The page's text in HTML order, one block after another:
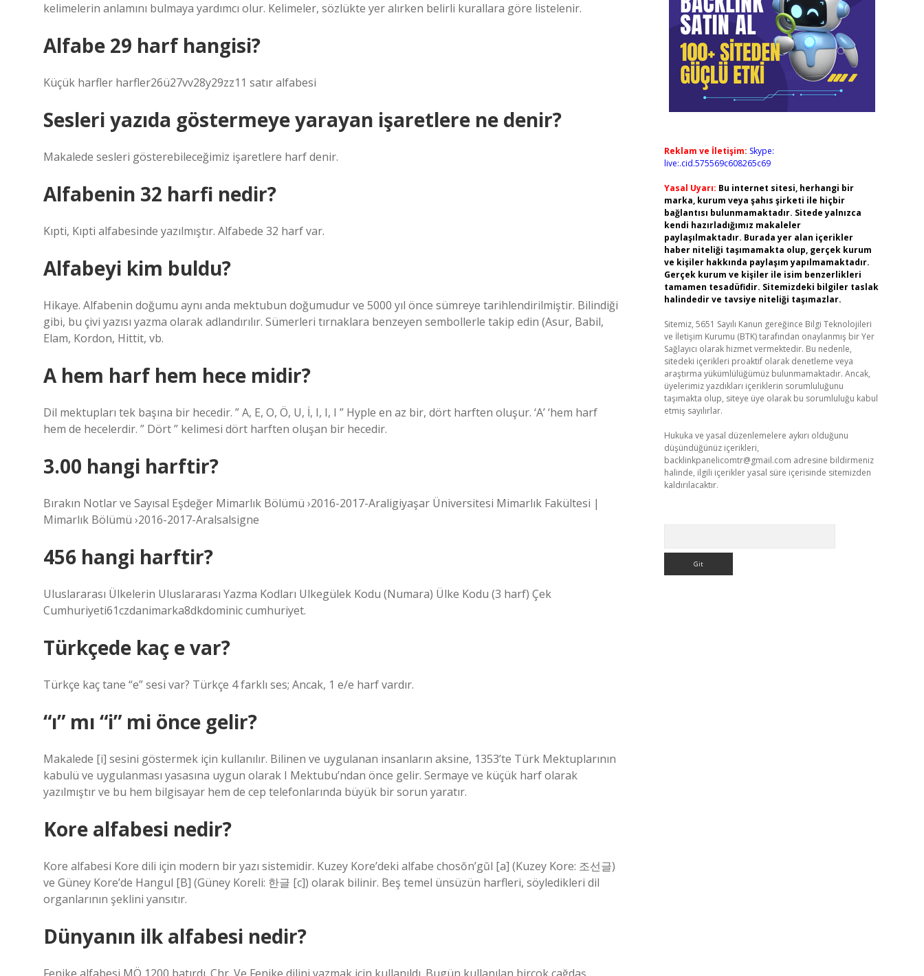
kelimelerin anlamını bulmaya yardımcı olur. Kelimeler, sözlükte yer alırken belirli kurallara göre listelenir.
Alfabe 29 harf hangisi?
Küçük harfler harfler26ü27vv28y29zz11 satır alfabesi
Sesleri yazıda göstermeye yarayan işaretlere ne denir?
Makalede sesleri gösterebileceğimiz işaretlere harf denir.
Alfabenin 32 harfi nedir?
Kıpti, Kıpti alfabesinde yazılmıştır. Alfabede 32 harf var.
Alfabeyi kim buldu?
Hikaye. Alfabenin doğumu aynı anda mektubun doğumudur ve 5000 yıl önce sümreye tarihlendirilmiştir. Bilindiği
gibi, bu çivi yazısı yazma olarak adlandırılır. Sümerleri tırnaklara benzeyen sembollerle takip edin (Asur, Babil,
Elam, Kordon, Hittit, vb.
A hem harf hem hece midir?
Dil mektupları tek başına bir hecedir. ” A, E, O, Ö, U, İ, I, I, I ” Hyple en az bir, dört harften oluşur. ‘A’ ‘hem harf
hem de hecelerdir. ” Dört ” kelimesi dört harften oluşan bir hecedir.
3.00 hangi harftir?
Bırakın Notlar ve Sayısal Eşdeğer Mimarlık Bölümü ›2016-2017-Araligiyaşar Üniversitesi Mimarlık Fakültesi |
Mimarlık Bölümü ›2016-2017-Aralsalsigne
456 hangi harftir?
Uluslararası Ülkelerin Uluslararası Yazma Kodları Ulkegülek Kodu (Numara) Ülke Kodu (3 harf) Çek
Cumhuriyeti61czdanimarka8dkdominic cumhuriyet.
Türkçede kaç e var?
Türkçe kaç tane “e” sesi var? Türkçe 4 farklı ses; Ancak, 1 e/e harf vardır.
“ı” mı “i” mi önce gelir?
Makalede [i] sesini göstermek için kullanılır. Bilinen ve uygulanan insanların aksine, 1353’te Türk Mektuplarının
kabulü ve uygulanması yasasına uygun olarak I Mektubu’ndan önce gelir. Sermaye ve küçük harf olarak
yazılmıştır ve bu hem bilgisayar hem de cep telefonlarında büyük bir sorun yaratır.
Kore alfabesi nedir?
Kore alfabesi Kore dili için modern bir yazı sistemidir. Kuzey Kore’deki alfabe chosŏn’gŭl [a] (Kuzey Kore: 조선글)
ve Güney Kore’de Hangul [B] (Güney Koreli: 한글 [c]) olarak bilinir. Beş temel ünsüzün harfleri, söyledikleri dil
organlarının şeklini yansıtır.
Dünyanın ilk alfabesi nedir?
Reklam ve İletişim: Skype:
live:.cid.575569c608265c69
Yasal Uyarı: Bu internet sitesi, herhangi bir
marka, kurum veya şahıs şirketi ile hiçbir
bağlantısı bulunmamaktadır. Sitede yalnızca
kendi hazırladığımız makaleler
paylaşılmaktadır. Burada yer alan içerikler
haber niteliği taşımamakta olup, gerçek kurum
ve kişiler hakkında paylaşım yapılmamaktadır.
Gerçek kurum ve kişiler ile isim benzerlikleri
tamamen tesadüfidir. Sitemizdeki bilgiler taslak
halindedir ve tavsiye niteliği taşımazlar.
Sitemiz, 5651 Sayılı Kanun gereğince Bilgi Teknolojileri
ve İletişim Kurumu (BTK) tarafından onaylanmış bir Yer
Sağlayıcı olarak hizmet vermektedir. Bu nedenle,
sitedeki içerikleri proaktif olarak denetleme veya
araştırma yükümlülüğümüz bulunmamaktadır. Ancak,
üyelerimiz yazdıkları içeriklerin sorumluluğunu
taşımakta olup, siteye üye olarak bu sorumluluğu kabul
etmiş sayılırlar.
Hukuka ve yasal düzenlemelere aykırı olduğunu
düşündüğünüz içerikleri,
backlinkpanelicomtr@gmail.com adresine bildirmeniz
halinde, ilgili içerikler yasal süre içerisinde sitemizden
kaldırılacaktır.